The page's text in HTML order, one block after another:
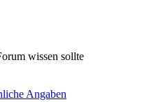
wissen sollte
Angaben